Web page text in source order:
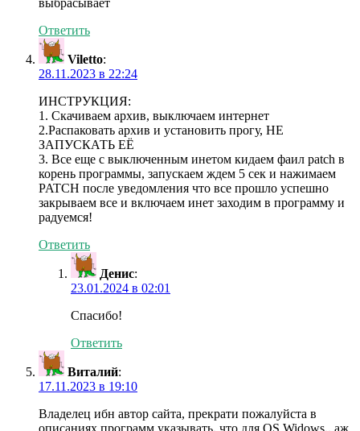
выбрасывает
Ответить
Viletto:
28.11.2023 в 22:24
ИНСТРУКЦИЯ:
1. Скачиваем архив, выключаем интернет
2.Распаковать архив и установить прогу, НЕ
ЗАПУСКАТЬ ЕЁ
3. Все еще с выключенным инетом кидаем фаил patch в
корень программы, запускаем ждем 5 сек и нажимаем
PATCH после уведомления что все прошло успешно
закрываем все и включаем инет заходим в программу и
радуемся!
Ответить
Денис:
23.01.2024 в 02:01
Спасибо!
Ответить
Виталий:
17.11.2023 в 19:10
Владелец ибн автор сайта, прекрати пожалуйста в